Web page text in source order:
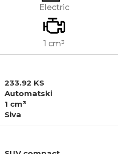
Electric
1 cm³
233.92 KS
Automatski
1 cm³
Siva